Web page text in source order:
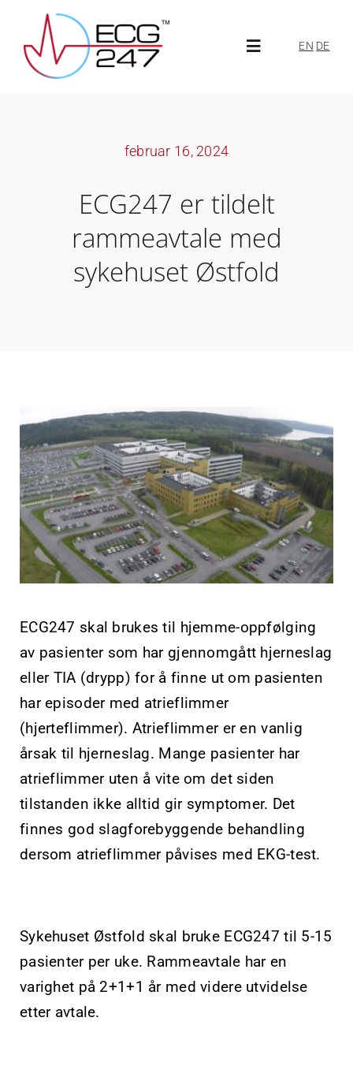
content
Toggle
ECG247-portal
EN DE
februar 16, 2024
ECG247 er tildelt
rammeavtale med
sykehuset Østfold
ECG247 skal brukes til hjemme-oppfølging
av pasienter som har gjennomgått hjerneslag
eller TIA (drypp) for å finne ut om pasienten
har episoder med atrieflimmer
(hjerteflimmer). Atrieflimmer er en vanlig
årsak til hjerneslag. Mange pasienter har
atrieflimmer uten å vite om det siden
tilstanden ikke alltid gir symptomer. Det
finnes god slagforebyggende behandling
dersom atrieflimmer påvises med EKG-test.
Sykehuset Østfold skal bruke ECG247 til 5-15
pasienter per uke. Rammeavtale har en
varighet på 2+1+1 år med videre utvidelse
etter avtale.